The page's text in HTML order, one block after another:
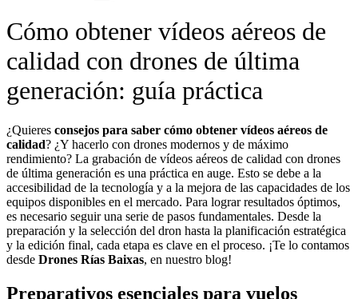
Cómo obtener vídeos aéreos de
calidad con drones de última
generación: guía práctica
¿Quieres consejos para saber cómo obtener vídeos aéreos de
calidad? ¿Y hacerlo con drones modernos y de máximo
rendimiento? La grabación de vídeos aéreos de calidad con drones
de última generación es una práctica en auge. Esto se debe a la
accesibilidad de la tecnología y a la mejora de las capacidades de los
equipos disponibles en el mercado. Para lograr resultados óptimos,
es necesario seguir una serie de pasos fundamentales. Desde la
preparación y la selección del dron hasta la planificación estratégica
y la edición final, cada etapa es clave en el proceso. ¡Te lo contamos
desde Drones Rías Baixas, en nuestro blog!
Preparativos esenciales para vuelos